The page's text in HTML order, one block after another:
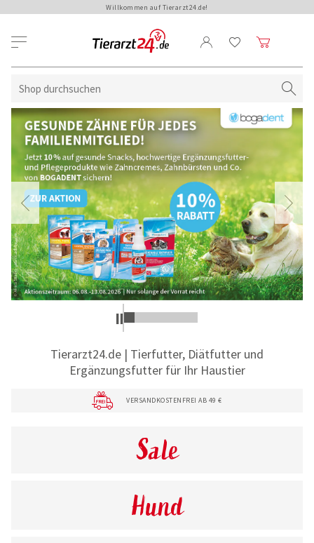
Willkommen auf Tierarzt24.de!
Tierarzt24.de | Tierfutter, Diätfutter und
Ergänzungsfutter für Ihr Haustier
VERSANDKOSTENFREI AB 49 €
Sale
Hund